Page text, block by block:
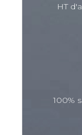
HT
100%